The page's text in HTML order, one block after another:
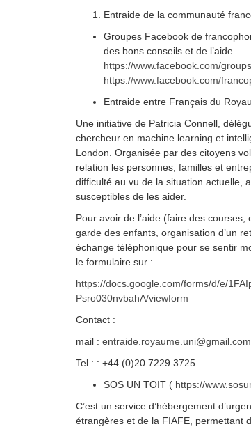
Entraide de la communauté
Groupes Facebook de
des bons conseils et de l’aide
https://www.facebook.com/
https://www.facebook.com/
Entraide entre Français du
Une initiative de Patricia Connell,
chercheur en machine learning et
London. Organisée par des citoyens
relation les personnes, familles et
difficulté au vu de la situation actuelle,
susceptibles de les aider.
Pour avoir de l’aide (faire des
garde des enfants, organisation d’un
échange téléphonique pour se sentir
le formulaire sur :
https://docs.google.com/forms/d/e/
Psro030nvbahA/viewform
Contact :
mail : entraide.royaume.uni@gmail.com
Tel : : +44 (0)20 7229 3725
SOS UN TOIT ( https://
C’est un service d’hébergement
étrangères et de la FIAFE, permettant